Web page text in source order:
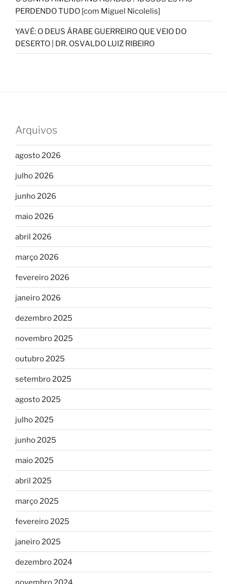
PERDENDO TUDO [com Miguel Nicolelis]
YAVÉ: O DEUS ÁRABE GUERREIRO QUE VEIO DO
DESERTO | DR. OSVALDO LUIZ RIBEIRO
Arquivos
agosto 2026
julho 2026
junho 2026
maio 2026
abril 2026
março 2026
fevereiro 2026
janeiro 2026
dezembro 2025
novembro 2025
outubro 2025
setembro 2025
agosto 2025
julho 2025
junho 2025
maio 2025
abril 2025
março 2025
fevereiro 2025
janeiro 2025
dezembro 2024